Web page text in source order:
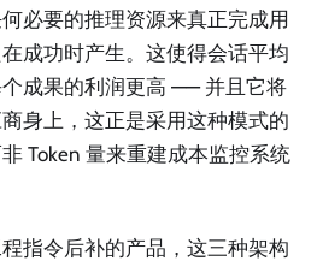
必要的推理资源来真正完成用
成功时产生。这使得会话平均
成果的利润更高 —— 并且它将
身上，这正是采用这种模式的
Token 量来重建成本监控系统
指令后补的产品，这三种架构